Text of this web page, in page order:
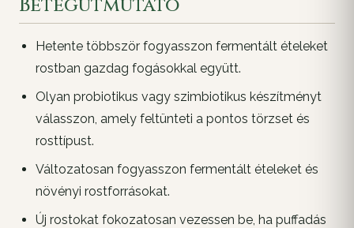
Betegútmutató
Hetente többször fogyasszon fermentált ételeket
rostban gazdag fogásokkal együtt.
Olyan probiotikus vagy szimbiotikus készítményt
válasszon, amely feltünteti a pontos törzset és
rosttípust.
Változatosan fogyasszon fermentált ételeket és
növényi rostforrásokat.
Új rostokat fokozatosan vezessen be, ha puffadás